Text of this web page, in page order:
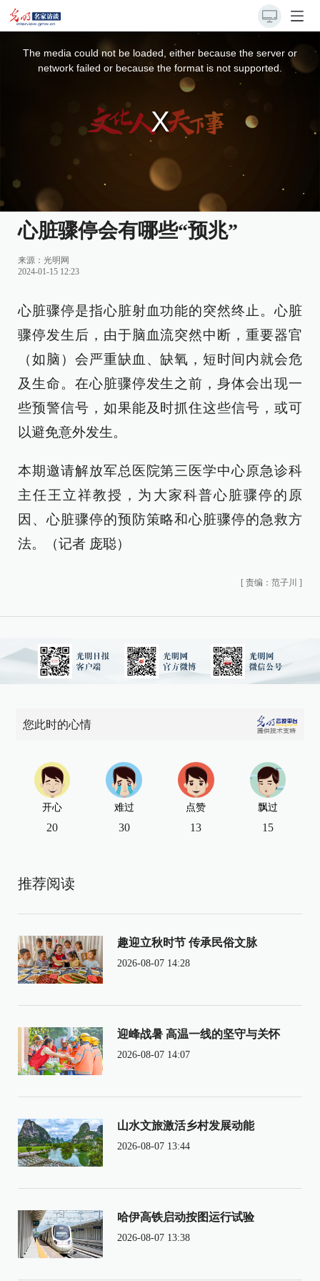
The media could not be loaded, either because the server or
network failed or because the format is not supported.
心脏骤停会有哪些“预兆”
来源： 光明网
2024-01-15 12:23
心脏骤停是指心脏射血功能的突然终止。心脏
骤停发生后，由于脑血流突然中断，重要器官
（如脑）会严重缺血、缺氧，短时间内就会危
及生命。在心脏骤停发生之前，身体会出现一
些预警信号，如果能及时抓住这些信号，或可
以避免意外发生。
本期邀请解放军总医院第三医学中心原急诊科
主任王立祥教授 ，为大家科普心脏骤停的原
因、心脏骤停的预防策略和心脏骤停的急救方
法。（记者 庞聪）
[ 责编：范子川 ]
您此时的心情
开心
20
难过
30
点赞
13
飘过
15
推荐阅读
趣迎立秋时节 传承民俗文脉
2026-08-07 14:28
迎峰战暑 高温一线的坚守与关怀
2026-08-07 14:07
山水文旅激活乡村发展动能
2026-08-07 13:44
哈伊高铁启动按图运行试验
2026-08-07 13:38